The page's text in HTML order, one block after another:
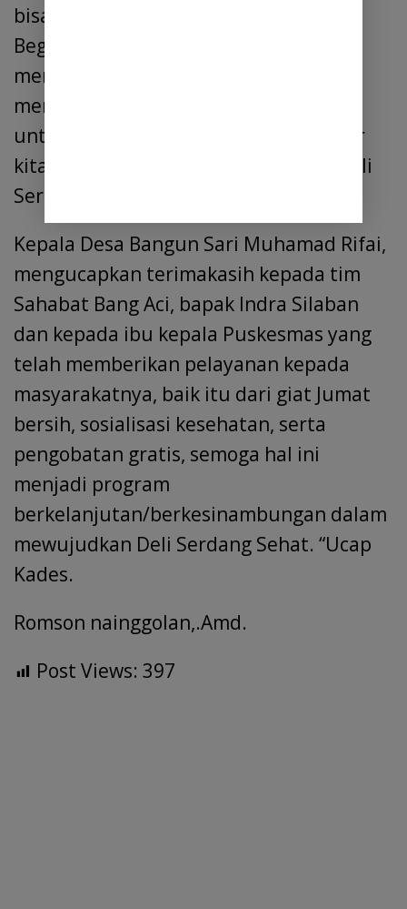
bisa saja di nonaktifkan alias di blokir.
Begitu juga bila ada warga belum
mendapatkan BPJS, agar secepatnya
mengurus PBI nya lewat Kepala desa
untuk disampaikan ke Puskesmas agar
kita sampaikan ke Dinas Kesehatan Deli
Serdang. ” ujar mereka berdua
Kepala Desa Bangun Sari Muhamad Rifai,
mengucapkan terimakasih kepada tim
Sahabat Bang Aci, bapak Indra Silaban
dan kepada ibu kepala Puskesmas yang
telah memberikan pelayanan kepada
masyarakatnya, baik itu dari giat Jumat
bersih, sosialisasi kesehatan, serta
pengobatan gratis, semoga hal ini
menjadi program
berkelanjutan/berkesinambungan dalam
mewujudkan Deli Serdang Sehat. “Ucap
Kades.
Romson nainggolan,.Amd.
Post Views: 397